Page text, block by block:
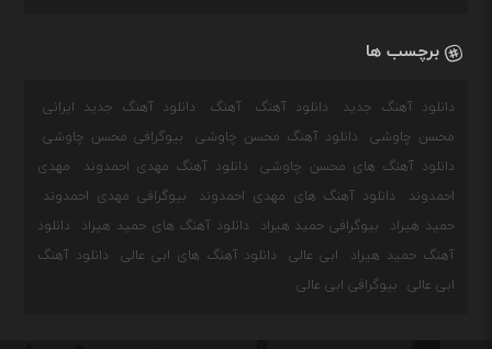
برچسب ها
دانلود آهنگ جدید دانلود آهنگ آهنگ
دانلود آهنگ جدید ایرانی
محسن چاوشی
دانلود آهنگ محسن چاوشی
بیوگرافی محسن چاوشی
دانلود آهنگ های محسن چاوشی
دانلود آهنگ مهدی احمدوند
مهدی
احمدوند
دانلود آهنگ های مهدی احمدوند
بیوگرافی مهدی احمدوند
حمید هیراد
بیوگرافی حمید هیراد دانلود آهنگ های حمید هیراد
دانلود
آهنگ حمید هیراد
ابی عالی دانلود آهنگ های ابی عالی
دانلود آهنگ
ابی عالی
بیوگرافی ابی عالی